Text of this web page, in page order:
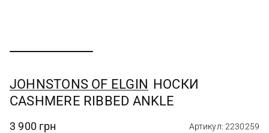
JOHNSTONS OF ELGIN НОСКИ
CASHMERE RIBBED ANKLE
3 900 грн Артикул: 2230259